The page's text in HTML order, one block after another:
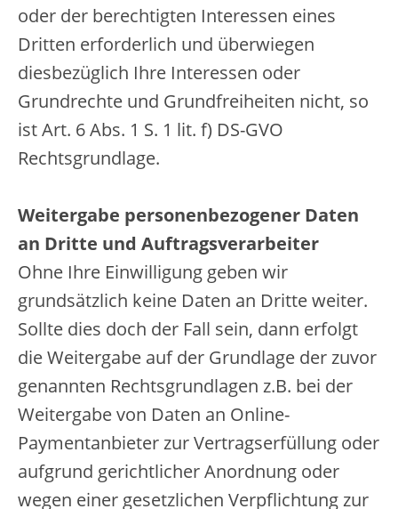
oder der berechtigten Interessen eines
Dritten erforderlich und überwiegen
diesbezüglich Ihre Interessen oder
Grundrechte und Grundfreiheiten nicht, so
ist Art. 6 Abs. 1 S. 1 lit. f) DS-GVO
Rechtsgrundlage.
Weitergabe personenbezogener Daten
an Dritte und Auftragsverarbeiter
Ohne Ihre Einwilligung geben wir
grundsätzlich keine Daten an Dritte weiter.
Sollte dies doch der Fall sein, dann erfolgt
die Weitergabe auf der Grundlage der zuvor
genannten Rechtsgrundlagen z.B. bei der
Weitergabe von Daten an Online-
Paymentanbieter zur Vertragserfüllung oder
aufgrund gerichtlicher Anordnung oder
wegen einer gesetzlichen Verpflichtung zur